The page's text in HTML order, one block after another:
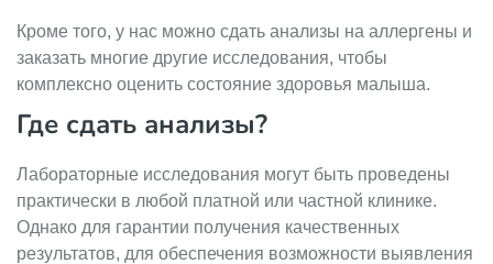
Кроме того, у нас можно сдать анализы на аллергены и
заказать многие другие исследования, чтобы
комплексно оценить состояние здоровья малыша.
Где сдать анализы?
Лабораторные исследования могут быть проведены
практически в любой платной или частной клинике.
Однако для гарантии получения качественных
результатов, для обеспечения возможности выявления